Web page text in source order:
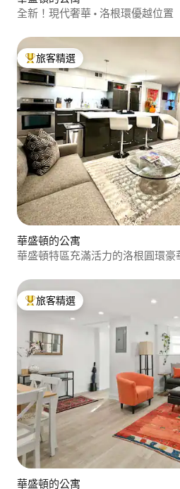
全新！現代奢華 • 洛根環優越位置
旅客精選榜首
旅客精選
華盛頓的公寓
華盛頓特區充滿活力的洛根圓環豪
旅客精選榜首
旅客精選
華盛頓的公寓